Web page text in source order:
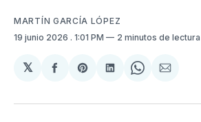
MARTÍN GARCÍA LÓPEZ
19 junio 2026 . 1:01 PM 2 minutos de lectura
𝕏
Compartir
Facebook
Share
Pinterest
Compartir
LinkedIn
Share
WhatsApp
Email